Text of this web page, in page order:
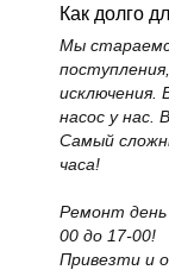
Как долго
Мы
исключения.
насос у нас.
Самый
часа!
Ремонт день
00 до 17-00!
Привезти и